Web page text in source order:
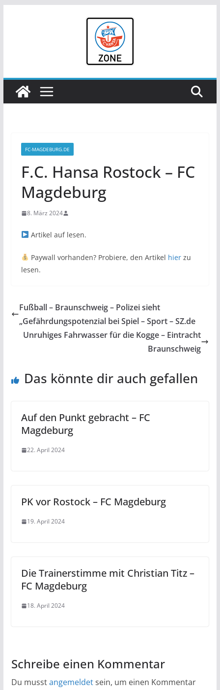
FC-MAGDEBURG.DE
F.C. Hansa Rostock – FC
Magdeburg
8. März 2024
Artikel auf lesen.
Paywall vorhanden? Probiere, den Artikel hierzu
lesen.
Fußball – Braunschweig – Polizei sieht
„Gefährdungspotenzial bei Spiel – Sport – SZ.de
Unruhiges Fahrwasser für die Kogge – Eintracht
Braunschweig
Das könnte dir auch gefallen
Auf den Punkt gebracht – FC
Magdeburg
22. April 2024
PK vor Rostock – FC Magdeburg
19. April 2024
Die Trainerstimme mit Christian Titz –
FC Magdeburg
18. April 2024
Schreibe einen Kommentar
Du musstangemeldetsein, um einen Kommentar